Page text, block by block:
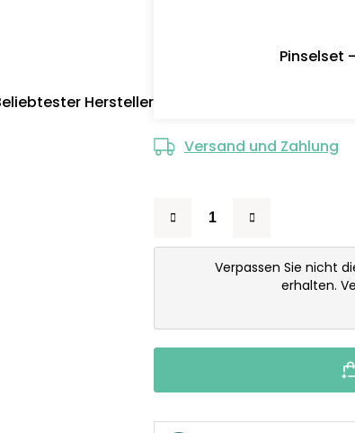
Pinselset
Versand und Zahlung
Verpassen Sie nicht
erhalten.
Hersteller